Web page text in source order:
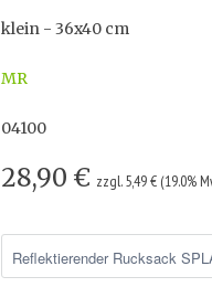
klein - 36x40 cm
MR
04100
28,90 € zzgl. 5,49 € (19.0%